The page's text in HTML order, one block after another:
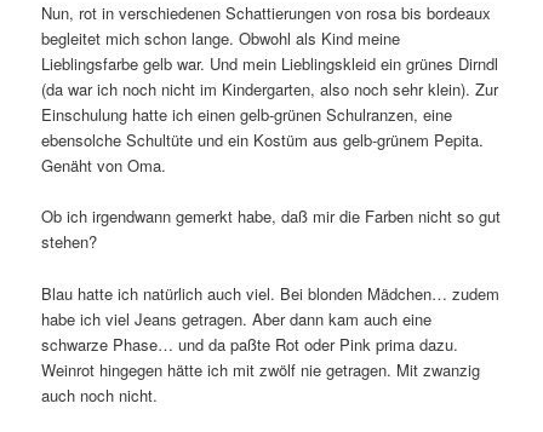
Nun, rot in verschiedenen Schattierungen von rosa bis bordeaux
begleitet mich schon lange. Obwohl als Kind meine
Lieblingsfarbe gelb war. Und mein Lieblingskleid ein grünes Dirndl
(da war ich noch nicht im Kindergarten, also noch sehr klein). Zur
Einschulung hatte ich einen gelb-grünen Schulranzen, eine
ebensolche Schultüte und ein Kostüm aus gelb-grünem Pepita.
Genäht von Oma.
Ob ich irgendwann gemerkt habe, daß mir die Farben nicht so gut
stehen?
Blau hatte ich natürlich auch viel. Bei blonden Mädchen… zudem
habe ich viel Jeans getragen. Aber dann kam auch eine
schwarze Phase… und da paßte Rot oder Pink prima dazu.
Weinrot hingegen hätte ich mit zwölf nie getragen. Mit zwanzig
auch noch nicht.